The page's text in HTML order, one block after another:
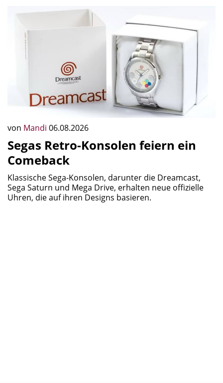
von Mandi 06.08.2026
Segas Retro-Konsolen feiern ein
Comeback
Klassische Sega-Konsolen, darunter die Dreamcast,
Sega Saturn und Mega Drive, erhalten neue offizielle
Uhren, die auf ihren Designs basieren.